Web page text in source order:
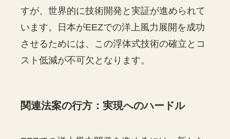
すが、世界的に技術開発と実証が進められて
います。日本がEEZでの洋上風力展開を成功
させるためには、この浮体式技術の確立とコ
スト低減が不可欠となります。
関連法案の行方：実現へのハードル